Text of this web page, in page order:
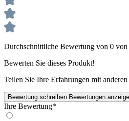
Durchschnittliche Bewertung von 0 von
Bewerten Sie dieses Produkt!
Teilen Sie Ihre Erfahrungen mit
Bewertung schreiben Bewertungen
Ihre Bewertung*